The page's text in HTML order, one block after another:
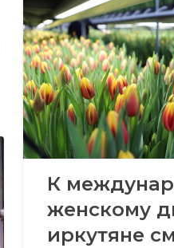
К
женскому
иркутяне